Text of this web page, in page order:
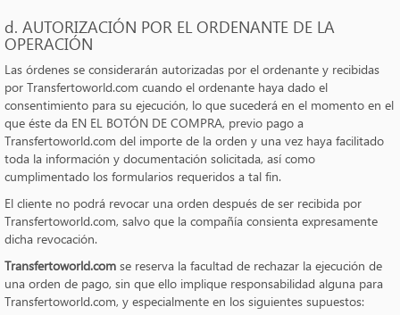
d. AUTORIZACIÓN POR EL ORDENANTE DE LA
OPERACIÓN
Las órdenes se considerarán autorizadas por el ordenante y recibidas
por Transfertoworld.com cuando el ordenante haya dado el
consentimiento para su ejecución, lo que sucederá en el momento en el
que éste da EN EL BOTÓN DE COMPRA, previo pago a
Transfertoworld.com del importe de la orden y una vez haya facilitado
toda la información y documentación solicitada, así como
cumplimentado los formularios requeridos a tal fin.
El cliente no podrá revocar una orden después de ser recibida por
Transfertoworld.com, salvo que la compañía consienta expresamente
dicha revocación.
Transfertoworld.com se reserva la facultad de rechazar la ejecución de
una orden de pago, sin que ello implique responsabilidad alguna para
Transfertoworld.com, y especialmente en los siguientes supuestos: